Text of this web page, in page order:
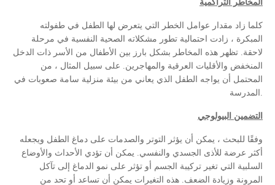
المخاطر التراكمية
كلما زاد مقدار عوامل الخطر التي يتعرض لها الطفل في طفولته
المبكرة ، زادت احتمالية تطور مشكلاته الصحية النفسية في مرحلة
لاحقة. تظهر هذه المخاطر بشكل بارز بين الأطفال من الأسر ذات الدخل
المنخفض والأقليات العرقية والمهاجرين. على سبيل المثال ، من
المحتمل أن يواجه الطفل الذي يعاني من بيئة منزلية سامة صعوبات في
التضمين البيولوجي
وفقًا للبحث ، يمكن أن يؤثر التوتر والصدمات على دماغ الطفل ويجعله
أكثر عرضة للأذى الجسدي والنفسي. يمكن أن تؤدي الأحداث والأوضاع
السلبية التي تغير تركيبة الجسم أو تؤثر على نمو الدماغ إلى تآكل
المرونة وزيادة الضعف. هذه التغيرات يمكن أن تساعد أو تحد من